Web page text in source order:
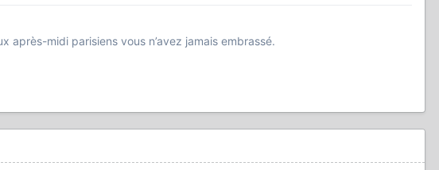
après-midi parisiens vous n’avez jamais embrassé.